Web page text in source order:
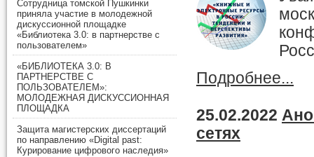
Сотрудница томской Пушкинки
приняла участие в молодежной
дискуссионной площадке
«Библиотека 3.0: в партнерстве с
пользователем»
«БИБЛИОТЕКА 3.0: В
ПАРТНЕРСТВЕ С
ПОЛЬЗОВАТЕЛЕМ»:
МОЛОДЕЖНАЯ ДИСКУССИОННАЯ
ПЛОЩАДКА
Защита магистерских диссертаций
по направлению «Digital past:
Курирование цифрового наследия»
Подробнее...
25.02.2022
сетях